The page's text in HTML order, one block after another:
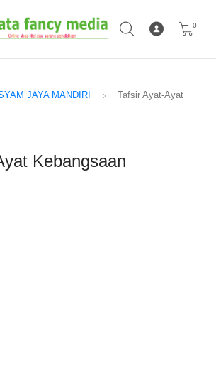
0
JAYA MANDIRI
Tafsir Ayat-Ayat
Kebangsaan